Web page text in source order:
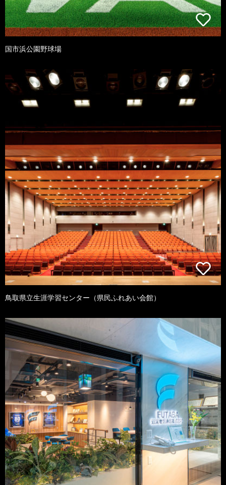
国市浜公園野球場
鳥取県立生涯学習センター（県民ふれあい会館）